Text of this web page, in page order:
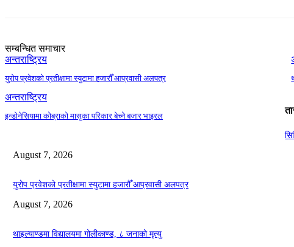
सम्बन्धित समाचार
अन्तराष्ट्रिय
युरोप प्रवेशको प्रतीक्षामा स्युटामा हजारौँ आप्रवासी अलपत्र
अन्तराष्ट्रिय
इन्डोनेसियामा कोब्राको मासुका परिकार बेच्ने बजार भाइरल
August 7, 2026
युरोप प्रवेशको प्रतीक्षामा स्युटामा हजारौँ आप्रवासी अलपत्र
August 7, 2026
थाइल्याण्डमा विद्यालयमा गोलीकाण्ड, ८ जनाको मृत्यु